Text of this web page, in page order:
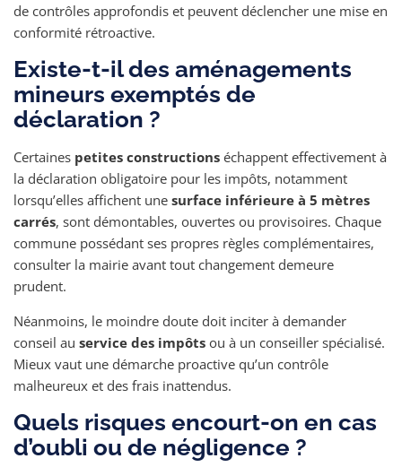
de contrôles approfondis et peuvent déclencher une mise en
conformité rétroactive.
Existe-t-il des aménagements
mineurs exemptés de
déclaration ?
Certaines petites constructions échappent effectivement à
la déclaration obligatoire pour les impôts, notamment
lorsqu’elles affichent une surface inférieure à 5 mètres
carrés, sont démontables, ouvertes ou provisoires. Chaque
commune possédant ses propres règles complémentaires,
consulter la mairie avant tout changement demeure
prudent.
Néanmoins, le moindre doute doit inciter à demander
conseil au service des impôts ou à un conseiller spécialisé.
Mieux vaut une démarche proactive qu’un contrôle
malheureux et des frais inattendus.
Quels risques encourt-on en cas
d’oubli ou de négligence ?